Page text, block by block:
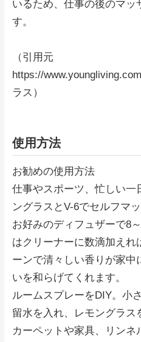
いるため、仕事の後のマッ
す。
（引用元
https://
ラス）
使用方法
お勧めの使用方法
仕事やスポーツ、忙しい一
ングラスとV-6でセルフマ
お好みのディフュザーで8
はクリーナーに数滴加えれ
ーンで清々しい香りが家中
いを和らげてくれます。
ルームスプレーをDIY。小
留水を入れ、レモングラス
カーペットや家具、リン